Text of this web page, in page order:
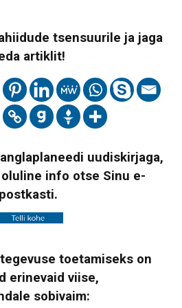
tsensuurile ja jaga
artiklit!
uudiskirjaga,
info otse Sinu e-
postkasti.
toetamiseks on
erinevaid viise,
sobivaim: